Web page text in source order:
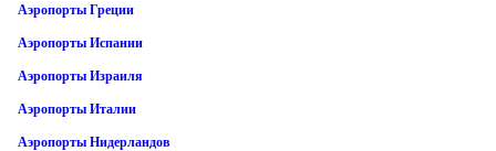
Аэропорты Греции
Аэропорты Испании
Аэропорты Израиля
Аэропорты Италии
Аэропорты Нидерландов